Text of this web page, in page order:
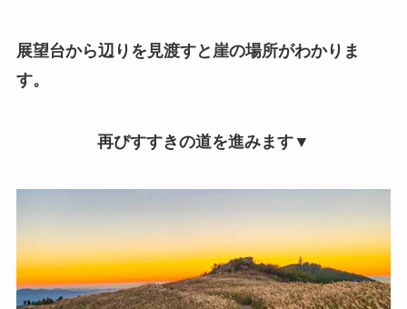
展望台から辺りを見渡すと崖の場所がわかりま
す。
再びすすきの道を進みます▼